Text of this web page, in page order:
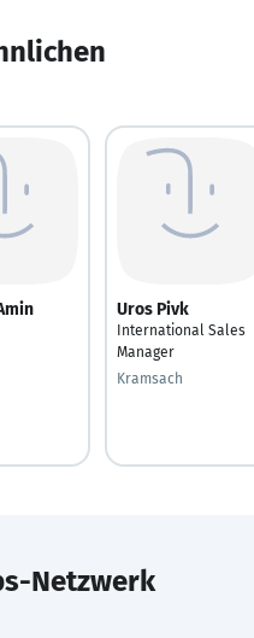
Uros Pivk
International Sales
Manager
Kramsach
Netzwerk